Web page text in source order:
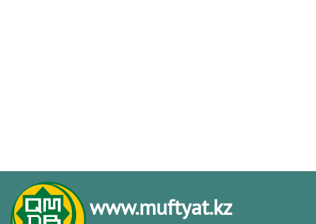
www.muftyat.kz